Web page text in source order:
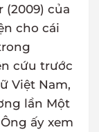
(2009) của
cho cái
cứu trước
Việt Nam,
lần Một
ấy xem